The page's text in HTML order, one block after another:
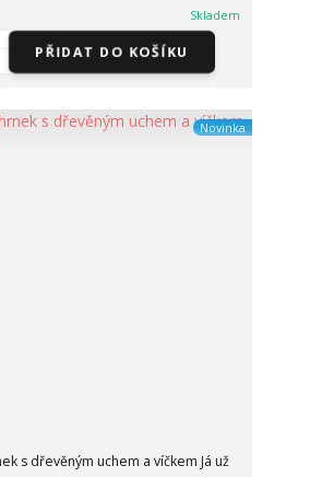
Skladem
PŘIDAT DO KOŠÍKU
Novinka
s dřevěným uchem a víčkem Já už